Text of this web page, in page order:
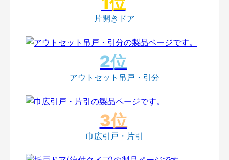
片開きドア
アウトセット吊戸・引分
巾広引戸・片引